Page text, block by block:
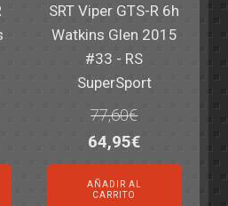
SRT Viper GTS-R 6h
Watkins Glen 2015
#33 - RS
SuperSport
77,60€
El
precio
original
64,95€El
precio
actual
AÑADIR AL
CARRITO